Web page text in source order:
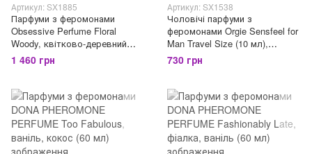
Артикул: SX1885
Парфуми з феромонами
Obsessive Perfume Floral
Woody, квітково-деревний
аромат (30 мл)
1 460 грн
Артикул: SX1538
Чоловічі парфуми з
феромонами Orgie Sensfeel for
Man Travel Size (10 мл),
цитрусово-деревний аромат
730 грн